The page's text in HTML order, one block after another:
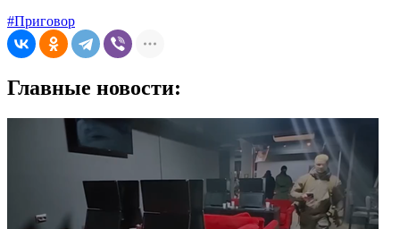
#Приговор
Главные новости: